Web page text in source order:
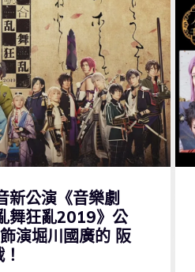
新公演《音樂劇
舞狂亂2019》公
演堀川國廣的 阪